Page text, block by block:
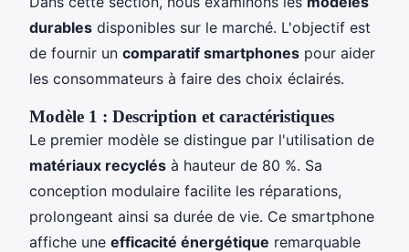
durables disponibles sur le marché. L'objectif est
de fournir un comparatif smartphones pour aider
les consommateurs à faire des choix éclairés.
Modèle 1 : Description et caractéristiques
Le premier modèle se distingue par l'utilisation de
matériaux recyclés à hauteur de 80 %. Sa
conception modulaire facilite les réparations,
prolongeant ainsi sa durée de vie. Ce smartphone
affiche une efficacité énergétique remarquable